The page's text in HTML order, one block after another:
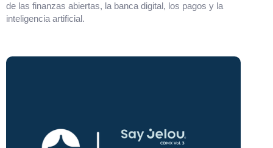
de las finanzas abiertas, la banca digital, los pagos y la
inteligencia artificial.